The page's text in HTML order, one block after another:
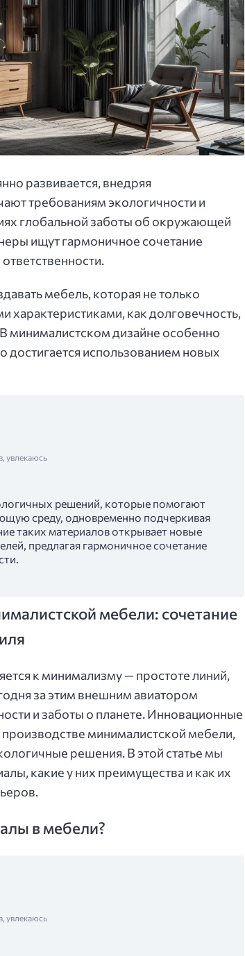
развивается, внедряя
требованиям экологичности и
глобальной заботы об окружающей
ищут гармоничное сочетание
мебель, которая не только
характеристиками, как долговечность,
минималистском дизайне особенно
достигается использованием новых
увлекаюсь
решений, которые помогают
среду, одновременно подчеркивая
таких материалов открывает новые
предлагая гармоничное сочетание
мебели: сочетание
к минимализму — простоте линий,
за этим внешним авиатором
и заботы о планете. Инновационные
минималистской мебели,
решения. В этой статье мы
какие у них преимущества и как их
в мебели?
увлекаюсь